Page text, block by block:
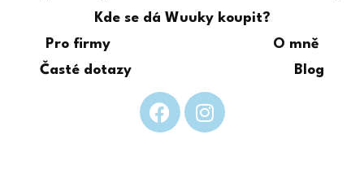
Kde se dá Wuuky koupit?
Pro firmy
O mně
Časté dotazy
Blog